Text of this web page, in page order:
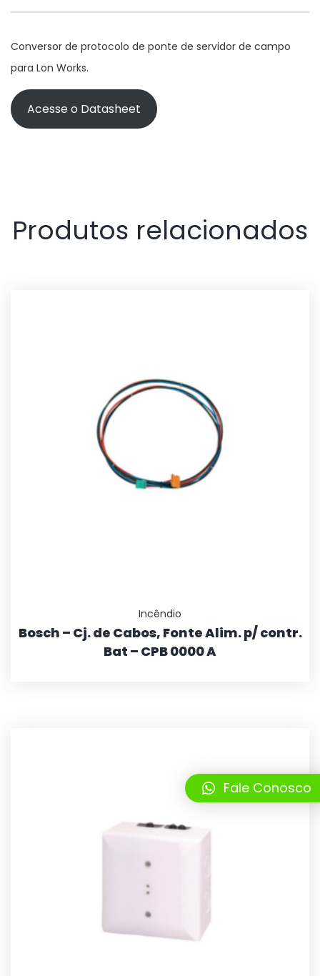
Conversor de protocolo de ponte de servidor de campo
para Lon Works.
Acesse o Datasheet
Produtos relacionados
Incêndio
Bosch – Cj. de Cabos, Fonte Alim. p/ contr.
Bat – CPB 0000 A
Fale Conosco